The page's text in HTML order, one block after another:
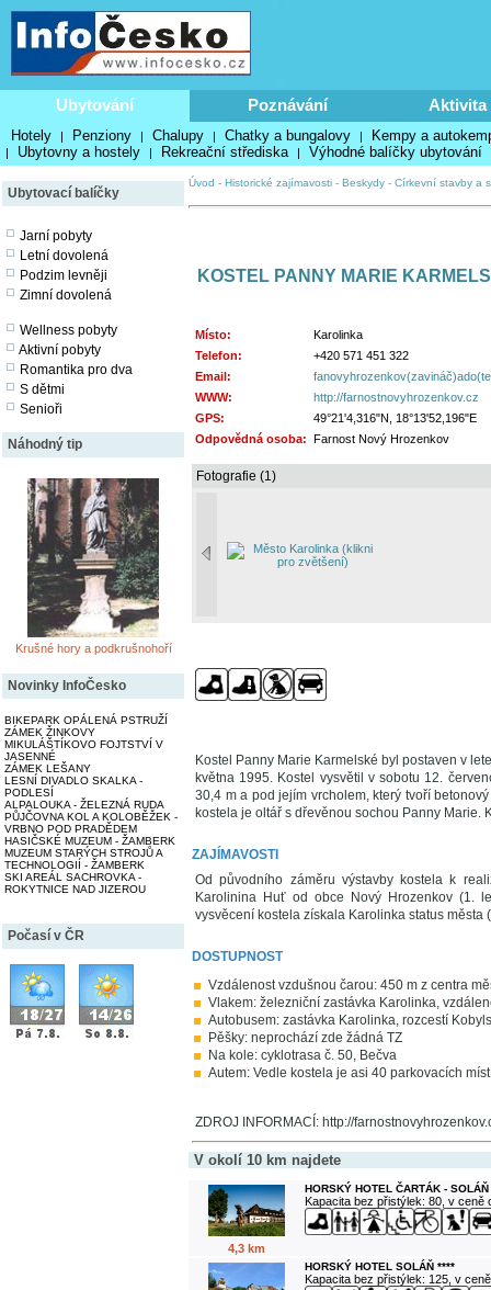
Ubytování Poznávání Aktivita
Hotely | Penziony | Chalupy | Chatky a bungalovy | Kempy a
| Ubytovny a hostely | Rekreační střediska | Výhodné balíčky ubytování
Ubytovací balíčky
Jarní pobyty
Letní dovolená
Podzim levněji
Zimní dovolená
Wellness pobyty
Aktivní pobyty
Romantika pro dva
S dětmi
Senioři
Náhodný tip
Krušné hory a podkrušnohoří
Novinky InfoČesko
BIKEPARK OPÁLENÁ PSTRUŽÍ
ZÁMEK ŽINKOVY
MIKULÁŠTÍKOVO FOJTSTVÍ V
JASENNÉ
ZÁMEK LEŠANY
LESNÍ DIVADLO SKALKA -
PODLESÍ
ALPALOUKA - ŽELEZNÁ RUDA
PŮJČOVNA KOL A KOLOBĚŽEK -
VRBNO POD PRADĚDEM
HASIČSKÉ MUZEUM - ŽAMBERK
MUZEUM STARÝCH STROJŮ A
TECHNOLOGIÍ - ŽAMBERK
SKI AREÁL SACHROVKA -
ROKYTNICE NAD JIZEROU
Počasí v ČR
Úvod - Historické zajímavosti - Beskydy - Církevní stavby a
KOSTEL PANNY MARIE
Místo:
Karolinka
Telefon:
+420 571 451 322
Email:
WWW:
http://farnostnovyhrozenkov.cz
GPS:
49°21'4,316"N, 18°13'52,196"E
Odpovědná osoba: Farnost Nový Hrozenkov
Fotografie (1)
Kostel Panny Marie Karmelské byl postaven v
května 1995. Kostel vysvětil v sobotu 12.
30,4 m a pod jejím vrcholem, který tvoří
kostela je oltář s dřevěnou sochou Panny Marie.
ZAJÍMAVOSTI
Od původního záměru výstavby kostela k
Karolinina Huť od obce Nový Hrozenkov (1.
vysvěcení kostela získala Karolinka status města
DOSTUPNOST
Vzdálenost vzdušnou čarou: 450 m z centra
Vlakem: železniční zastávka Karolinka,
Autobusem: zastávka Karolinka, rozcestí
Pěšky: neprochází zde žádná TZ
Na kole: cyklotrasa č. 50, Bečva
Autem: Vedle kostela je asi 40 parkovacích
ZDROJ INFORMACÍ: http://
V okolí 10 km najdete
4,3 km
HORSKÝ HOTEL ČARTÁK - SOLÁŇ
Kapacita bez přistýlek: 80, v ceně
HORSKÝ HOTEL SOLÁŇ ****
Kapacita bez přistýlek: 125, v